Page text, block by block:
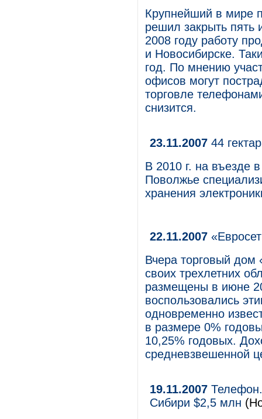
Крупнейший в мире
решил закрыть пять
2008 году работу
и Новосибирске.
год. По мнению
офисов могут
торговле
снизится.
23.11.2007 44
В 2010 г. на въезде
Поволжье
хранения
22.11.2007
Вчера торговый дом
своих трехлетних
размещены в июне
воспользовались
одновременно
в размере 0%
10,25% годовых.
средневзвешенной
19.11.2007
Сибири $2,5 млн